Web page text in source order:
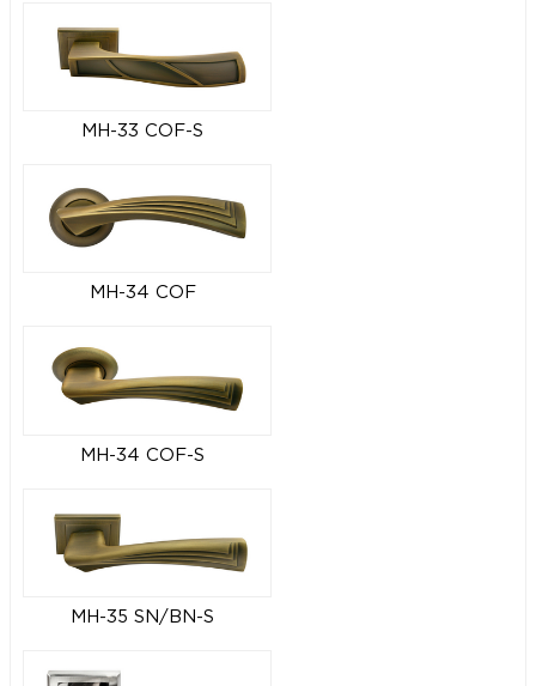
MH-33 COF-S
MH-34 COF
MH-34 COF-S
MH-35 SN/BN-S